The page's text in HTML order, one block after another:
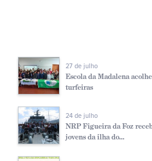
27 de julho
Escola da Madalena
turfeiras
24 de julho
NRP Figueira da Foz
jovens da ilha do...